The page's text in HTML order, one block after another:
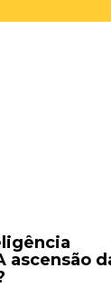
ascensão